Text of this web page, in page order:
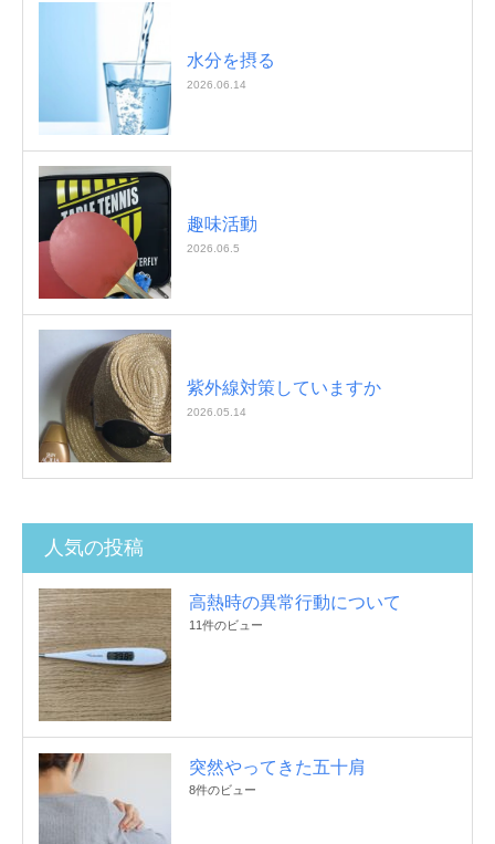
水分を摂る
2026.06.14
趣味活動
2026.06.5
紫外線対策していますか
2026.05.14
人気の投稿
高熱時の異常行動について
11件のビュー
突然やってきた五十肩
8件のビュー